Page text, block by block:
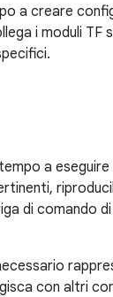
a creare
i moduli
a
di comando
con altri